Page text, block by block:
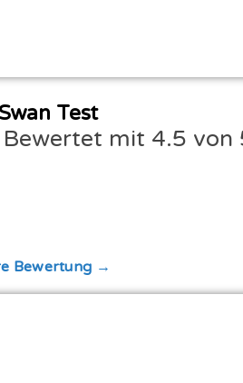
Test
Bewertet mit 4.5 von
Bewertung →